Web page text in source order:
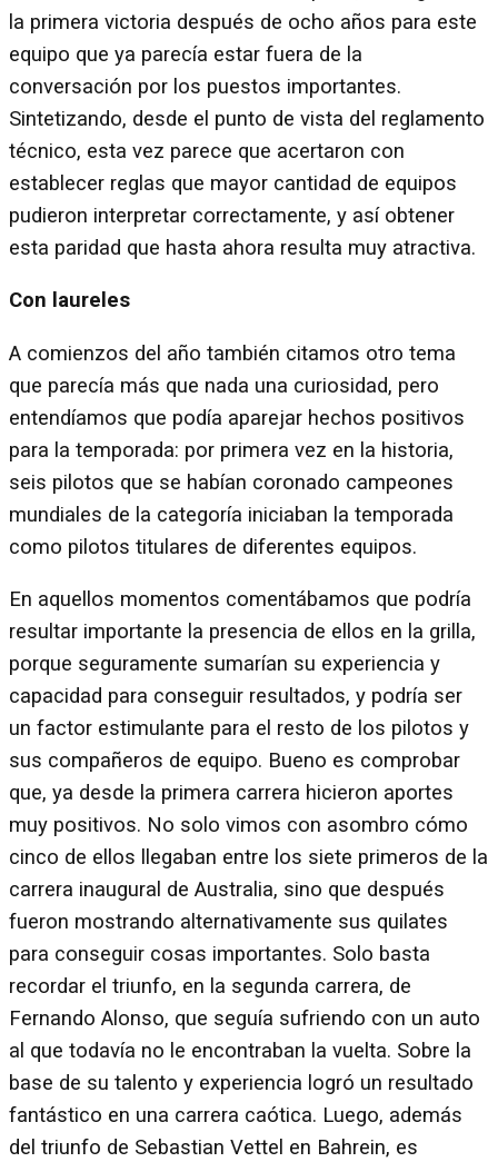
la primera victoria después de ocho años para este
equipo que ya parecía estar fuera de la
conversación por los puestos importantes.
Sintetizando, desde el punto de vista del reglamento
técnico, esta vez parece que acertaron con
establecer reglas que mayor cantidad de equipos
pudieron interpretar correctamente, y así obtener
esta paridad que hasta ahora resulta muy atractiva.
Con laureles
A comienzos del año también citamos otro tema
que parecía más que nada una curiosidad, pero
entendíamos que podía aparejar hechos positivos
para la temporada: por primera vez en la historia,
seis pilotos que se habían coronado campeones
mundiales de la categoría iniciaban la temporada
como pilotos titulares de diferentes equipos.
En aquellos momentos comentábamos que podría
resultar importante la presencia de ellos en la grilla,
porque seguramente sumarían su experiencia y
capacidad para conseguir resultados, y podría ser
un factor estimulante para el resto de los pilotos y
sus compañeros de equipo. Bueno es comprobar
que, ya desde la primera carrera hicieron aportes
muy positivos. No solo vimos con asombro cómo
cinco de ellos llegaban entre los siete primeros de la
carrera inaugural de Australia, sino que después
fueron mostrando alternativamente sus quilates
para conseguir cosas importantes. Solo basta
recordar el triunfo, en la segunda carrera, de
Fernando Alonso, que seguía sufriendo con un auto
al que todavía no le encontraban la vuelta. Sobre la
base de su talento y experiencia logró un resultado
fantástico en una carrera caótica. Luego, además
del triunfo de Sebastian Vettel en Bahrein, es